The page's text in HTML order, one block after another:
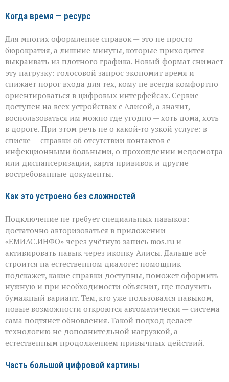
Когда время — ресурс
Для многих оформление справок — это не просто
бюрократия, а лишние минуты, которые приходится
выкраивать из плотного графика. Новый формат снимает
эту нагрузку: голосовой запрос экономит время и
снижает порог входа для тех, кому не всегда комфортно
ориентироваться в цифровых интерфейсах. Сервис
доступен на всех устройствах с Алисой, а значит,
воспользоваться им можно где угодно — хоть дома, хоть
в дороге. При этом речь не о какой‑то узкой услуге: в
списке — справки об отсутствии контактов с
инфекционными больными, о прохождении медосмотра
или диспансеризации, карта прививок и другие
востребованные документы.
Как это устроено без сложностей
Подключение не требует специальных навыков:
достаточно авторизоваться в приложении
«ЕМИАС.ИНФО» через учётную запись mos.ru и
активировать навык через иконку Алисы. Дальше всё
строится на естественном диалоге: помощник
подскажет, какие справки доступны, поможет оформить
нужную и при необходимости объяснит, где получить
бумажный вариант. Тем, кто уже пользовался навыком,
новые возможности откроются автоматически — система
сама подтянет обновления. Такой подход делает
технологию не дополнительной нагрузкой, а
естественным продолжением привычных действий.
Часть большой цифровой картины